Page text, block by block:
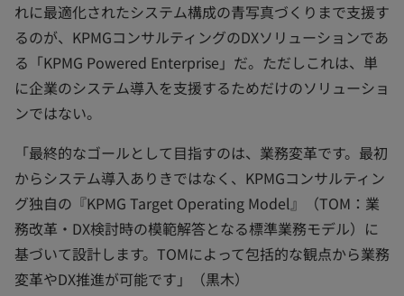
れに最適化されたシステム構成の青写真づくりまで支援す
るのが、KPMGコンサルティングのDXソリューションであ
る「KPMG Powered Enterprise」だ。ただしこれは、単
に企業のシステム導入を支援するためだけのソリューショ
ンではない。
「最終的なゴールとして目指すのは、業務変革です。最初
からシステム導入ありきではなく、KPMGコンサルティン
グ独自の『KPMG Target Operating Model』（TOM：業
務改革・DX検討時の模範解答となる標準業務モデル）に
基づいて設計します。TOMによって包括的な観点から業務
変革やDX推進が可能です」（黒木）